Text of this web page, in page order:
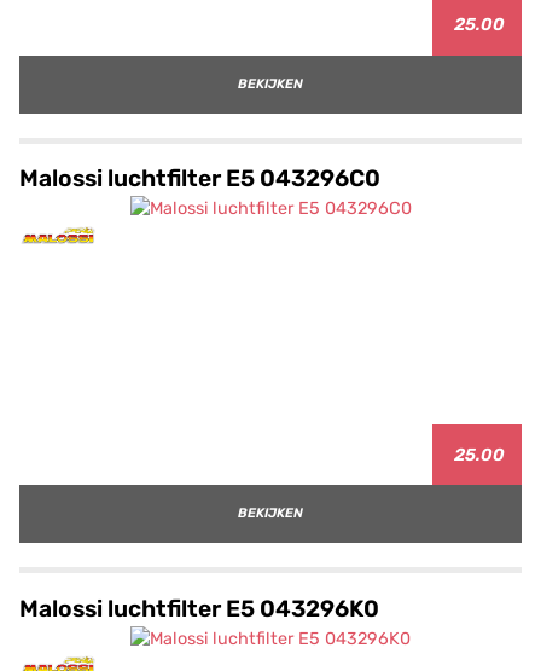
25.00
BEKIJKEN
Malossi luchtfilter E5 043296C0
25.00
BEKIJKEN
Malossi luchtfilter E5 043296K0